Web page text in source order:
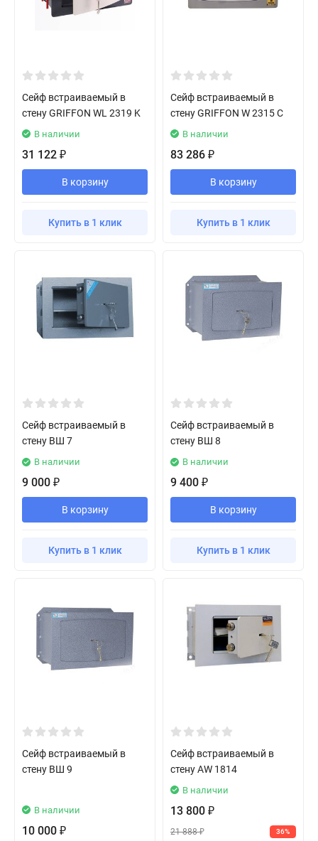
Сейф встраиваемый в
стену GRIFFON WL 2319 K
В наличии
31 122 ₽
В корзину
Купить в 1 клик
Сейф встраиваемый в
стену GRIFFON W 2315 C
В наличии
83 286 ₽
В корзину
Купить в 1 клик
Сейф встраиваемый в
стену ВШ 7
В наличии
9 000 ₽
В корзину
Купить в 1 клик
Сейф встраиваемый в
стену ВШ 8
В наличии
9 400 ₽
В корзину
Купить в 1 клик
Сейф встраиваемый в
стену ВШ 9
В наличии
10 000 ₽
Сейф встраиваемый в
стену AW 1814
В наличии
13 800 ₽
21 888₽ 36%